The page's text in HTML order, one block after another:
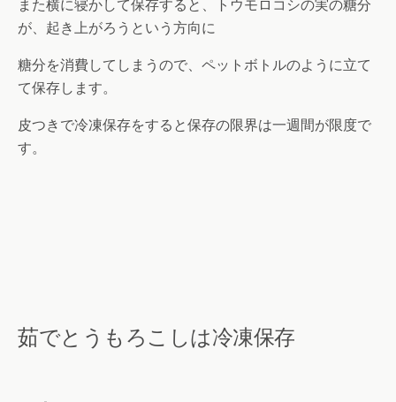
また横に寝かして保存すると、トウモロコシの実の糖分
が、起き上がろうという方向に
糖分を消費してしまうので、ペットボトルのように立て
て保存します。
皮つきで冷凍保存をすると保存の限界は一週間が限度で
す。
茹でとうもろこしは冷凍保存